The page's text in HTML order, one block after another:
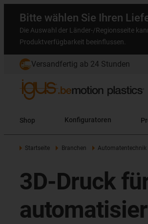
Bitte wählen Sie Ihren
Die Auswahl der Länder-/Regionsseite
Produktverfügbarkeit beeinflussen.
Versandfertig ab 24 Stunden
Shop Konfiguratoren
Startseite Branchen Automatentechnik
3D-Druck